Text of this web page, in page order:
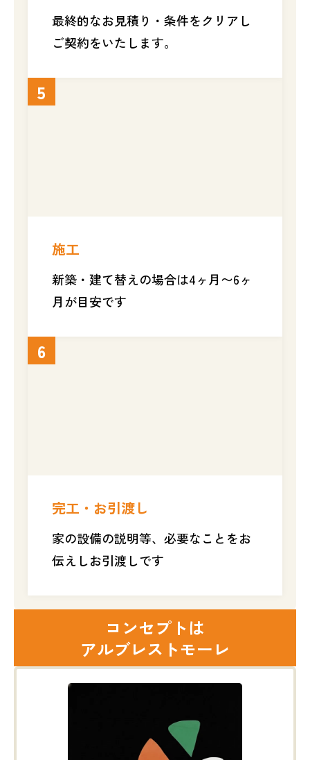
最終的なお見積り・条件をクリアし
ご契約をいたします。
施工
新築・建て替えの場合は4ヶ月〜6ヶ
月が目安です
5
完工・お引渡し
家の設備の説明等、必要なことをお
伝えしお引渡しです
6
コンセプトは
アルブレストモーレ